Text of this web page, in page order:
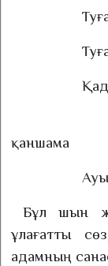
қаншама
Бұл шын
ұлағатты
адамның